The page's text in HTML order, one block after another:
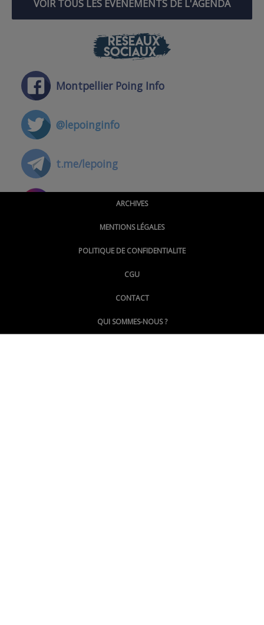
VOIR TOUS LES ÉVÉNEMENTS DE L'AGENDA
RÉSEAUX
SOCIAUX
Montpellier Poing Info
@lepoinginfo
t.me/lepoing
@montpellierpoinginfo
@LePoingMontpellier
ARCHIVES
MENTIONS LÉGALES
POLITIQUE DE CONFIDENTIALITE
CGU
CONTACT
QUI SOMMES-NOUS ?